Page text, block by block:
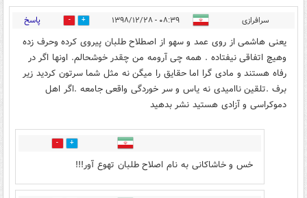
سرافرازی ۰۸:۳۹ - ۱۳۹۸/۱۲/۲۸ 47 پاسخ
یعنی هاشمی از روی عمد و سهو از اصطلاح طلبان پیروی کرده و‌حرف زده
و‌هیچ اتفاقی نیفتاده . همه چی آرومه من چقدر خوشحالم. اونها اگر در
رفاه هستند و مادی گرا اما حقایق را میگن نه مثل شما سرتون کردید زیر
برف .تلقین ناامیدی نه یاس و سر خوردگی واقعی جامعه .اگر اهل
دموکراسی و آزادی هستید نشر بدهید
32
خس و خاشاکانی به نام اصلاح طلبان تهوع آور!!!